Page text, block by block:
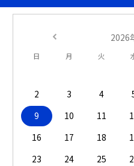
2026
日 月 火
2
3 4
9
10 11
16
17 18
23
24 25